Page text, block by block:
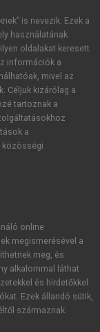
is nevezik. Ezek a
használatának
oldalakat keresett
információk a
mivel az
Céljuk kizárólag a
tartoznak a
a
közösségi
online
megismerésével a
meg, és
alkalommal láthat
és hirdetőkkel
Ezek állandó sütik,
származnak.